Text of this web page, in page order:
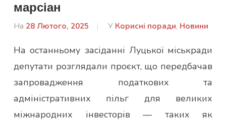
марсіан
На 28 Лютого, 2025
Від
У Корисні поради, Новини
На останньому засіданні Луцької міськради
депутати розглядали проєкт, що передбачав
запровадження податкових та
адміністративних пільг для великих
міжнародних інвесторів — таких як